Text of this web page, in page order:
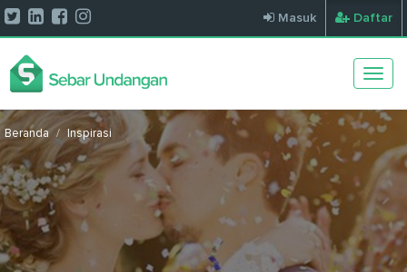
Masuk Daftar
Beranda Inspirasi